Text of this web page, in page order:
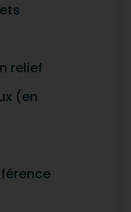
relief
(en